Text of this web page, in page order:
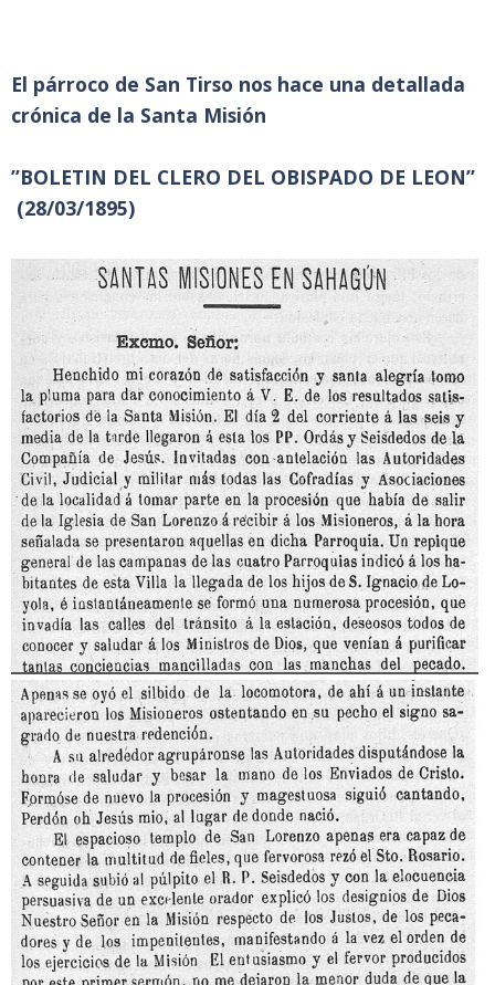
El párroco de San Tirso nos hace una detallada
crónica de la Santa Misión
”BOLETIN DEL CLERO DEL OBISPADO DE LEON”
(28/03/1895)